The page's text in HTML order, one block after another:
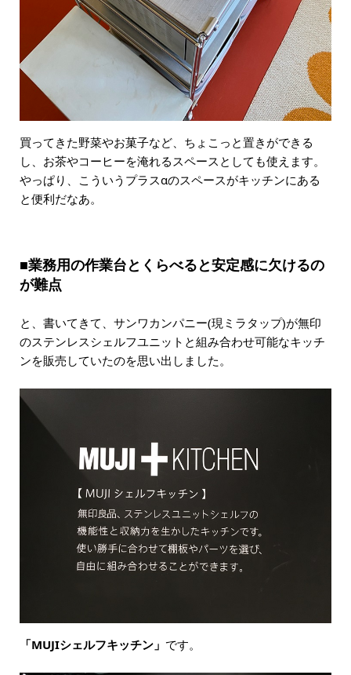
買ってきた野菜やお菓子など、ちょこっと置きができる
し、お茶やコーヒーを淹れるスペースとしても使えます。
やっぱり、こういうプラスαのスペースがキッチンにある
と便利だなあ。
■業務用の作業台とくらべると安定感に欠けるの
が難点
と、書いてきて、サンワカンパニー(現ミラタップ)が無印
のステンレスシェルフユニットと組み合わせ可能なキッチ
ンを販売していたのを思い出しました。
「MUJIシェルフキッチン」 です。